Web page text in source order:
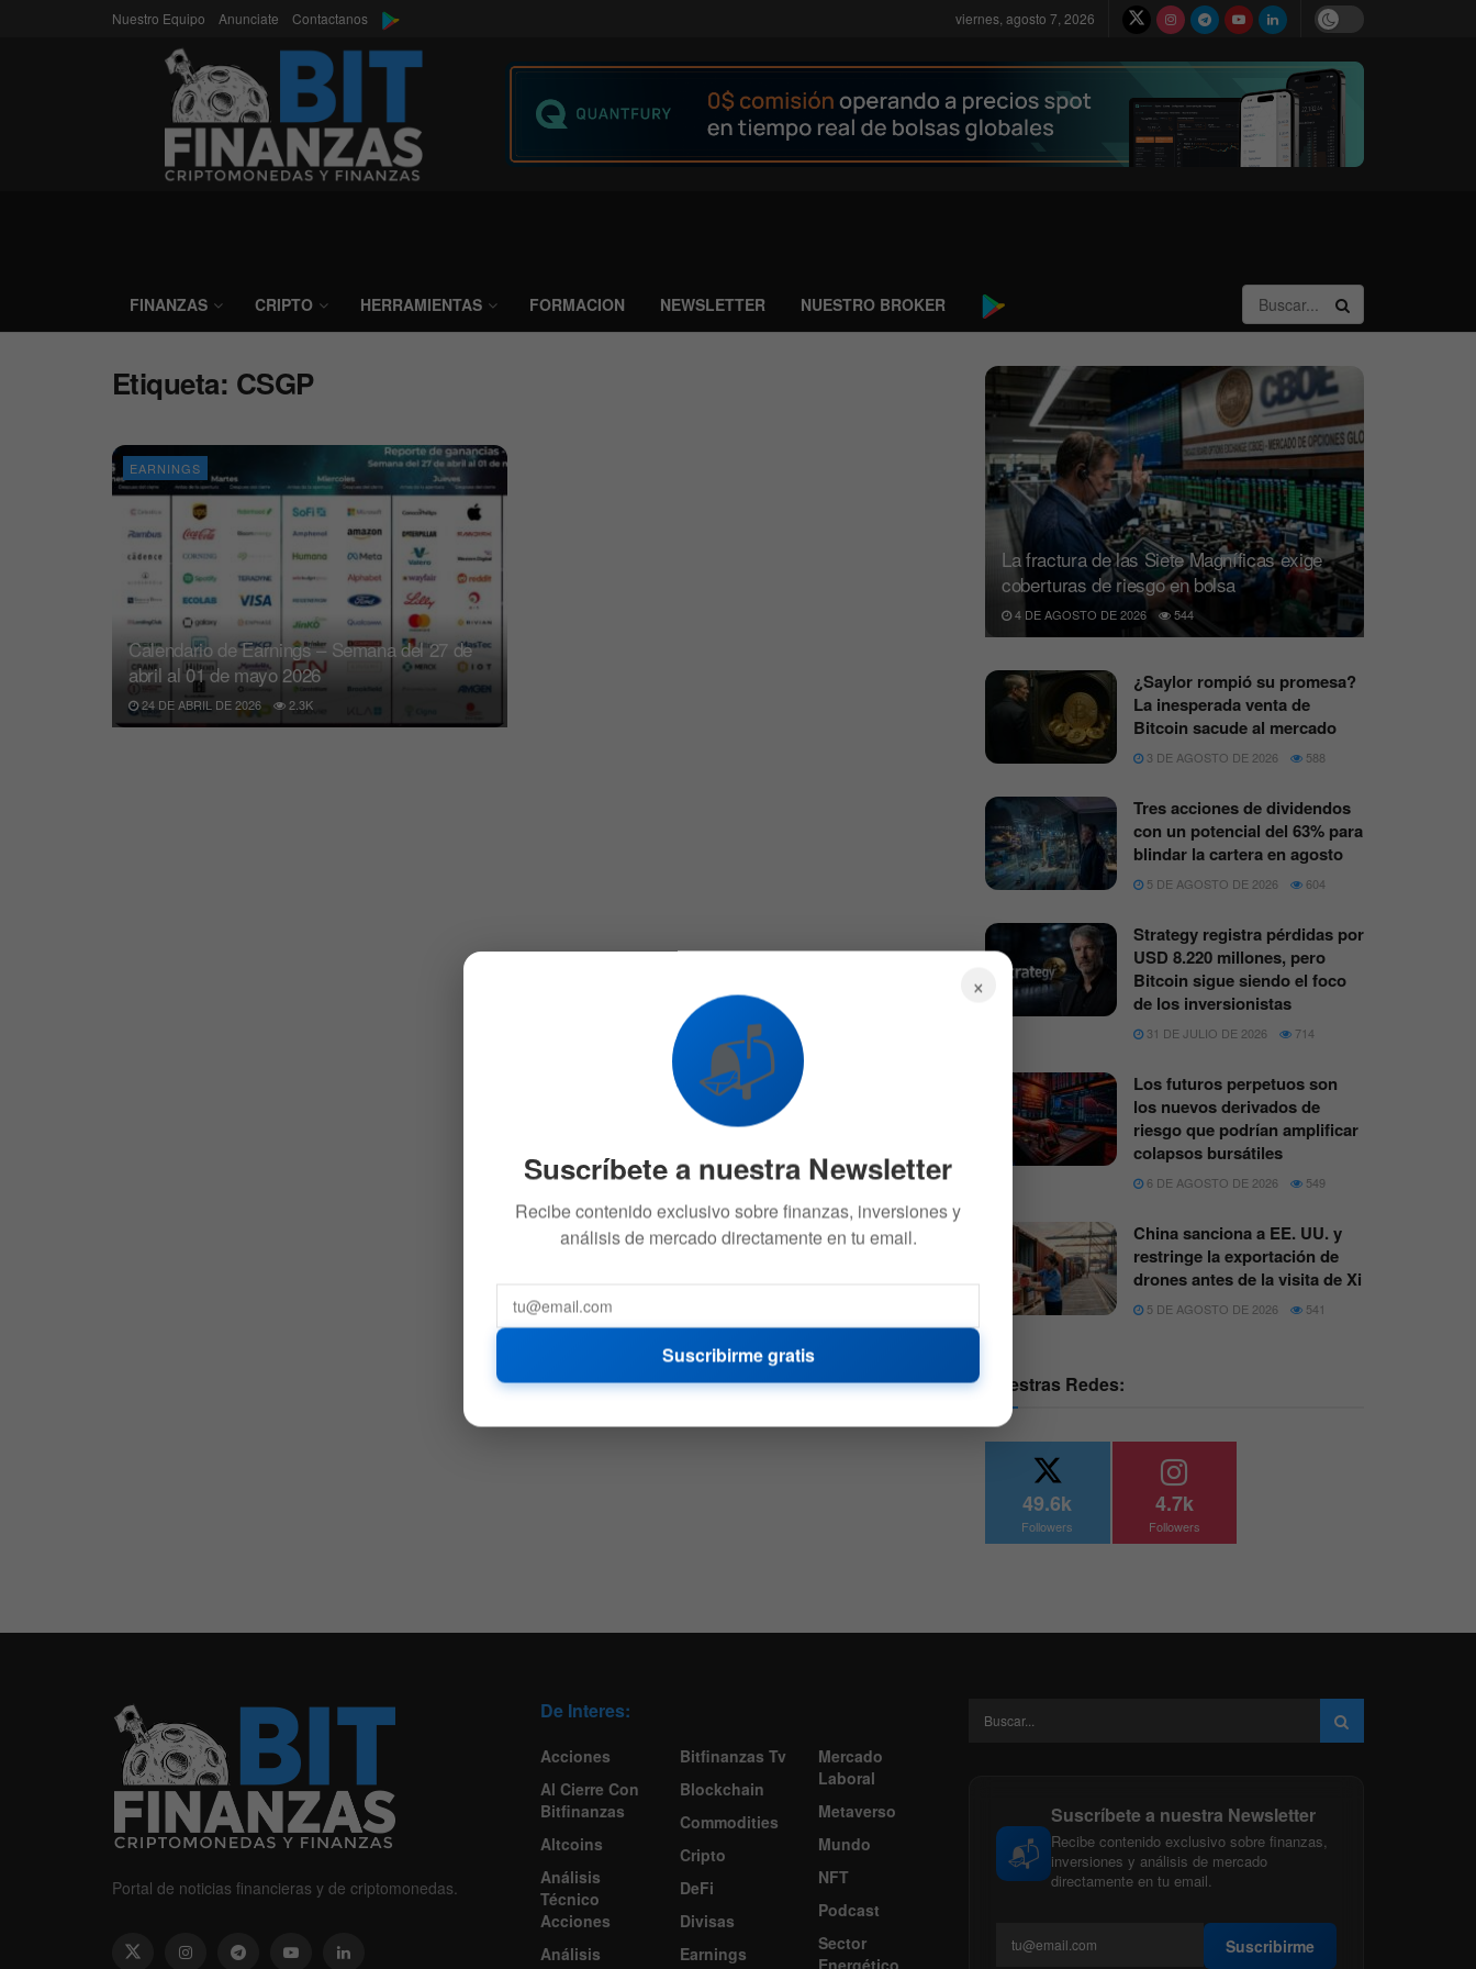
Nuestro Equipo Anunciate Contactanos viernes, agosto 7, 2026
FINANZAS CRIPTO HERRAMIENTAS FORMACION NEWSLETTER NUESTRO BROKER
Etiqueta: CSGP
EARNINGS
Calendario de Earnings – Semana del 27 de
abril al 01 de mayo 2026
24 DE ABRIL DE 2026 2.3K
La fractura de las Siete Magníficas exige
coberturas de riesgo en bolsa
4 DE AGOSTO DE 2026 544
¿Saylor rompió su promesa?
La inesperada venta de
Bitcoin sacude al mercado
3 DE AGOSTO DE 2026 588
Tres acciones de dividendos
con un potencial del 63% para
blindar la cartera en agosto
5 DE AGOSTO DE 2026 604
Strategy registra pérdidas por
USD 8.220 millones, pero
Bitcoin sigue siendo el foco
de los inversionistas
31 DE JULIO DE 2026 714
Los futuros perpetuos son
los nuevos derivados de
riesgo que podrían amplificar
colapsos bursátiles
6 DE AGOSTO DE 2026 549
China sanciona a EE. UU. y
restringe la exportación de
drones antes de la visita de Xi
5 DE AGOSTO DE 2026 541
Nuestras Redes:
49.6k
Followers
4.7k
Followers
Portal de noticias financieras y de criptomonedas.
De Interes:
Acciones
Al Cierre Con
Bitfinanzas
Altcoins
Análisis
Técnico
Acciones
Análisis
Bitfinanzas Tv
Blockchain
Commodities
Cripto
DeFi
Divisas
Earnings
Mercado
Laboral
Metaverso
Mundo
NFT
Podcast
Sector
Energético
📬
Suscríbete a nuestra Newsletter
Recibe contenido exclusivo sobre finanzas,
inversiones y análisis de mercado
directamente en tu email.
Suscribirme
×
📬
Suscríbete a nuestra Newsletter
Recibe contenido exclusivo sobre finanzas, inversiones y
análisis de mercado directamente en tu email.
Suscribirme gratis